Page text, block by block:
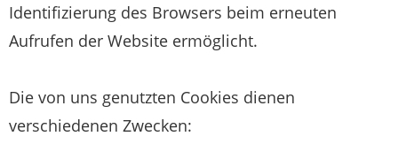
Identifizierung des Browsers beim erneuten
Aufrufen der Website ermöglicht.
Die von uns genutzten Cookies dienen
verschiedenen Zwecken: